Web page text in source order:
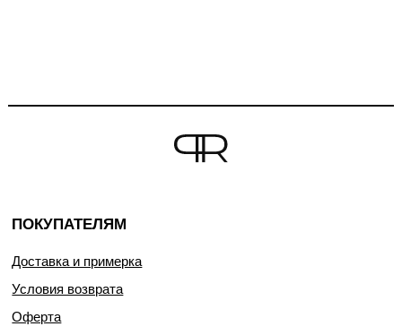
ПОКУПАТЕЛЯМ
Доставка и примерка
Условия возврата
Оферта